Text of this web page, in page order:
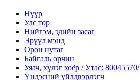
Нүүр
Улс төр
Нийгэм, эдийн засаг
Эрүүл мэнд
Орон нутаг
Байгаль орчин
Уяач, хүлэг хоёр / Утас: 80045570/
Үндэсний үйлдвэрлэгч